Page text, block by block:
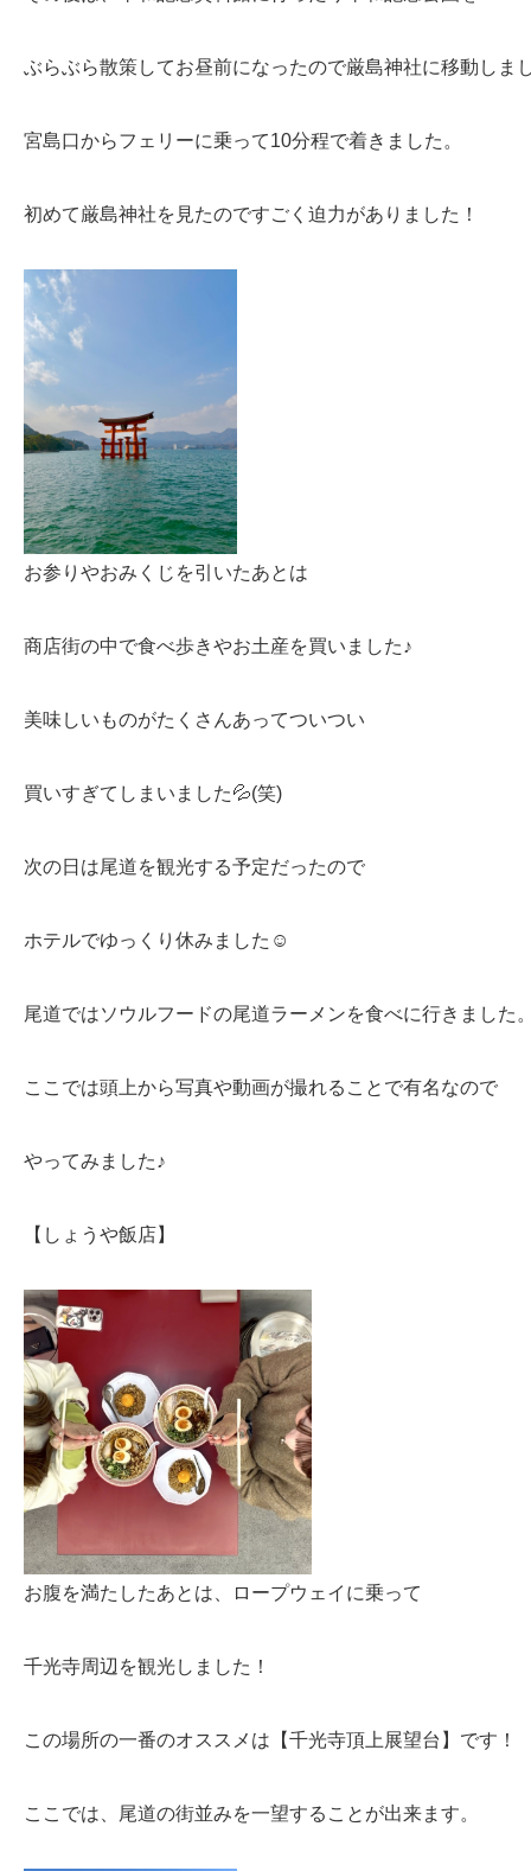
ぶらぶら散策してお昼前になったので厳島神社に移動しま
宮島口からフェリーに乗って10分程で着きました。
初めて厳島神社を見たのですごく迫力がありました！
お参りやおみくじを引いたあとは
商店街の中で食べ歩きやお土産を買いました♪
美味しいものがたくさんあってついつい
買いすぎてしまいました💦(笑)
次の日は尾道を観光する予定だったので
ホテルでゆっくり休みました☺
尾道ではソウルフードの尾道ラーメンを食べに行きました
ここでは頭上から写真や動画が撮れることで有名なので
やってみました♪
【しょうや飯店】
お腹を満たしたあとは、ロープウェイに乗って
千光寺周辺を観光しました！
この場所の一番のオススメは【千光寺頂上展望台】です！
ここでは、尾道の街並みを一望することが出来ます。